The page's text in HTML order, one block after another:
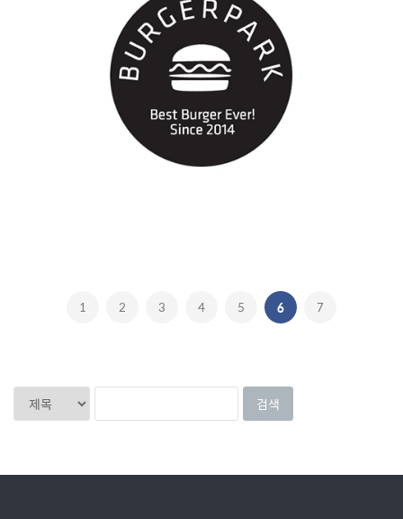
국내 파트너사
버거파크
1 2 3 4 5 6 7